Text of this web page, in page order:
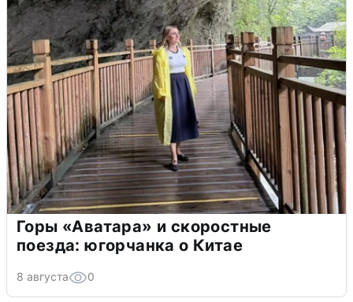
Горы «Аватара» и скоростные
поезда: югорчанка о Китае
8 августа 0